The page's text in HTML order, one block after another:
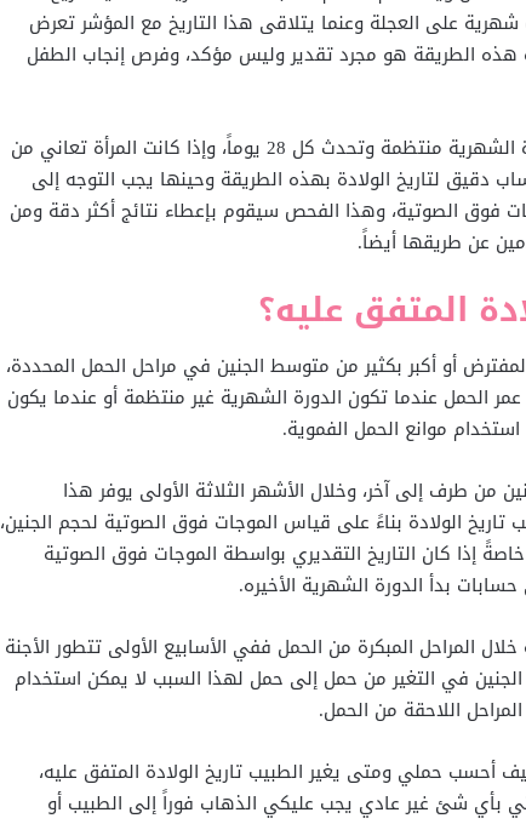
شهرية على العجلة وعنما يتلاقى هذا التاريخ مع المؤشر تعرض
هذه الطريقة هو مجرد تقدير وليس مؤكد، وفرص إنجاب الطفل
يعمل حساب تاريخ الولادة بشكل أفضل إذا كانت الدورة الشهرية منتظمة وتحدث كل 28 يوماً، وإذا كانت المرأة تعاني من
لتاريخ الولادة بهذه الطريقة وحينها يجب التوجه إلى
فوق الصوتية، وهذا الفحص سيقوم بإعطاء نتائج أكثر دقة ومن
عن طريقها أيضاً.
المتفق عليه؟
أو أكبر بكثير من متوسط ​​الجنين في مراحل الحمل المحددة،
الحمل عندما تكون الدورة الشهرية غير منتظمة أو عندما يكون
موانع الحمل الفموية.
طرف إلى آخر، وخلال الأشهر الثلاثة الأولى يوفر هذا
تاريخ الولادة بناءً على قياس الموجات فوق الصوتية لحجم الجنين،
إذا كان التاريخ التقديري بواسطة الموجات فوق الصوتية
بدأ الدورة الشهرية الأخيره.
المراحل المبكرة من الحمل ففي الأسابيع الأولى تتطور الأجنة
في التغير من حمل إلى حمل لهذا السبب لا يمكن استخدام
اللاحقة من الحمل.
أحسب حملي ومتى يغير الطبيب تاريخ الولادة المتفق عليه،
شئ غير عادي يجب عليكي الذهاب فوراً إلى الطبيب أو